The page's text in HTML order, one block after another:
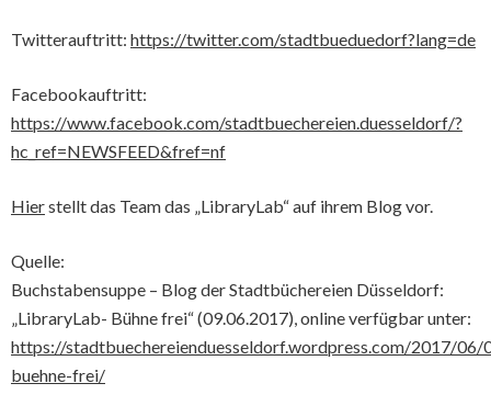
Twitterauftritt: https://twitter.com/stadtbueduedorf?lang=de
Facebookauftritt:
https://www.facebook.com/stadtbuechereien.duesseldorf/?
hc_ref=NEWSFEED&fref=nf
Hierstellt das Team das „LibraryLab“ auf ihrem Blog vor.
Quelle:
Buchstabensuppe – Blog der Stadtbüchereien Düsseldorf:
„LibraryLab- Bühne frei“ (09.06.2017), online verfügbar unter:
https://stadtbuechereienduesseldorf.wordpress.com/2017/
buehne-frei/